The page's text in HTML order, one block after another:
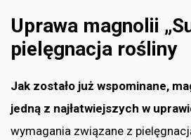
Uprawa magnolii
pielęgnacja rośliny
Jak zostało już wspominane,
jedną z najłatwiejszych w
wymagania związane z